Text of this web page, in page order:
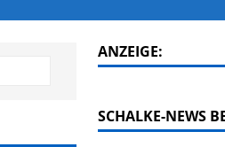
ANZEIGE:
SCHALKE-NEWS